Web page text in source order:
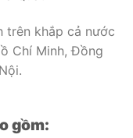
trên khắp cả nước
Chí Minh, Đồng
gồm: